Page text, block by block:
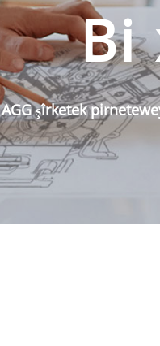
Bi
AGG şîrketek